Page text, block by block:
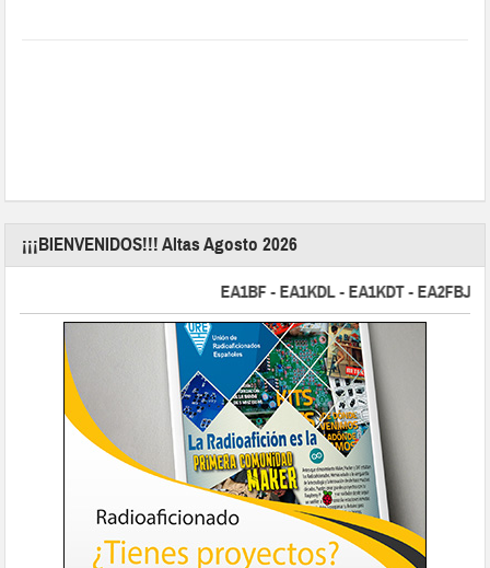
¡¡¡BIENVENIDOS!!! Altas Agosto 2026
EA1BF - EA1KDL - EA1KDT - EA2FBJ -